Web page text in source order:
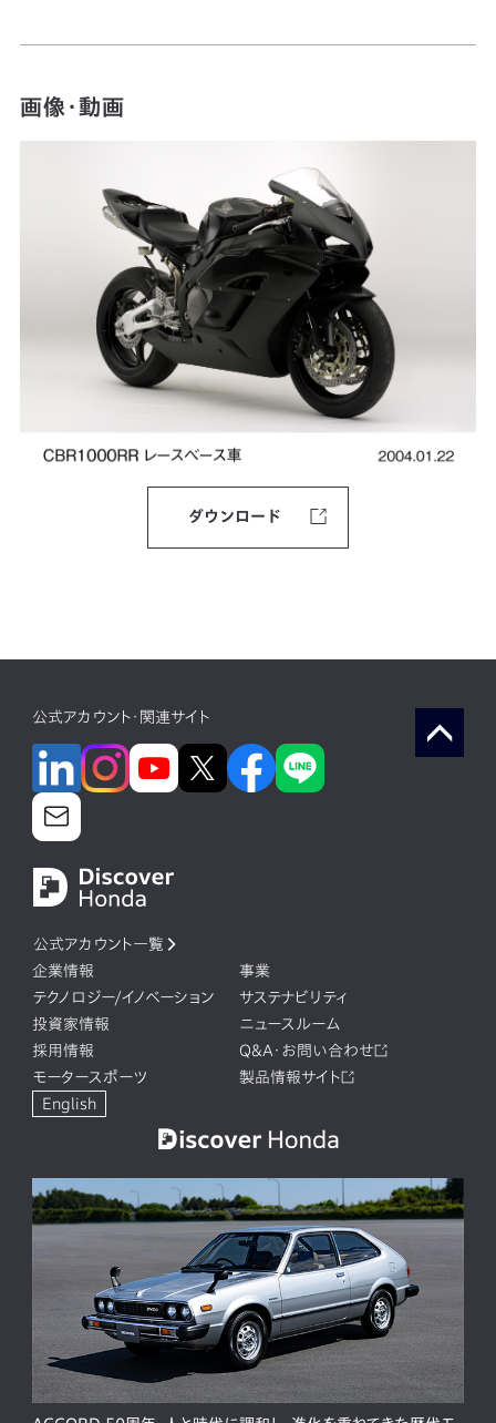
画像・動画
ダウンロード
公式アカウント・関連サイト
公式アカウント一覧
企業情報
事業
テクノロジー/イノベーション
サステナビリティ
投資家情報
ニュースルーム
採用情報
Q&A・お問い合わせ
モータースポーツ
製品情報サイト
English